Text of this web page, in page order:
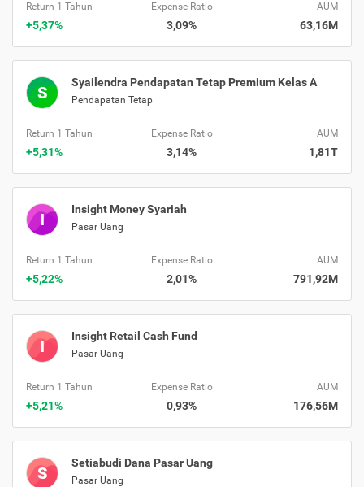
Return 1 Tahun
+5,37%
Expense Ratio
3,09%
AUM
63,16M
S
Syailendra Pendapatan Tetap Premium Kelas A
Pendapatan Tetap
Return 1 Tahun
+5,31%
Expense Ratio
3,14%
AUM
1,81T
I
Insight Money Syariah
Pasar Uang
Return 1 Tahun
+5,22%
Expense Ratio
2,01%
AUM
791,92M
I
Insight Retail Cash Fund
Pasar Uang
Return 1 Tahun
+5,21%
Expense Ratio
0,93%
AUM
176,56M
S
Setiabudi Dana Pasar Uang
Pasar Uang